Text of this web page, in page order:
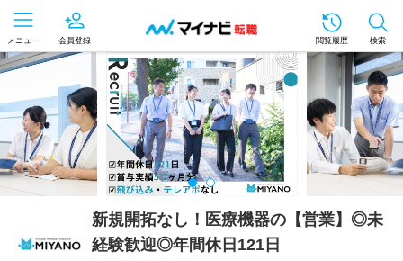
メニュー 会員登録 閲覧履歴 検索
新規開拓なし！医療機器の【営業】◎未
経験歓迎◎年間休日121日